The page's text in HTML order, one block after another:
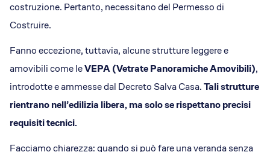
costruzione. Pertanto, necessitano del Permesso di
Costruire.
Fanno eccezione, tuttavia, alcune strutture leggere e
amovibili come leVEPA (Vetrate Panoramiche Amovibili),
introdotte e ammesse dal Decreto Salva Casa.Tali strutture
rientrano nell’edilizia libera, ma solo se rispettano precisi
requisiti tecnici.
Facciamo chiarezza: quando si può fare una veranda senza